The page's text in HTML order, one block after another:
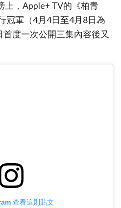
上，Apple+ TV的《柏青
冠軍（4月4日至4月8日為
度一次公開三集內容後又
查看這則貼文